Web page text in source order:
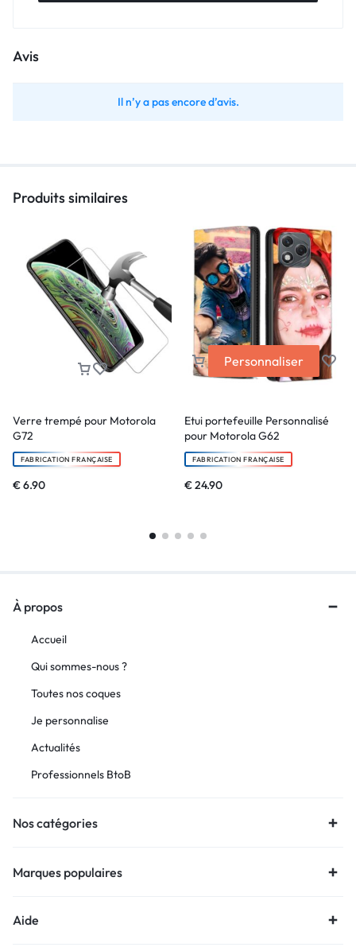
Avis
Il n’y a pas encore d’avis.
Produits similaires
Verre trempé pour Motorola
G72
FABRICATION FRANÇAISE
€6.90
Personnaliser
Etui portefeuille Personnalisé
pour Motorola G62
FABRICATION FRANÇAISE
€24.90
À propos
Accueil
Qui sommes-nous ?
Toutes nos coques
Je personnalise
Actualités
Professionnels BtoB
Nos catégories
Marques populaires
Aide